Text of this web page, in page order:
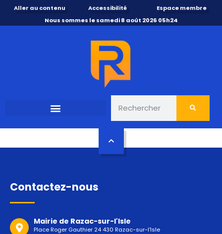
Aller au contenu Accessibilité
Espace membre
Nous sommes le samedi 8 août 2026 05h24
Contactez-nous
Mairie de Razac-sur-l'Isle
Place Roger Gauthier 24 430 Razac-sur-l'Isle